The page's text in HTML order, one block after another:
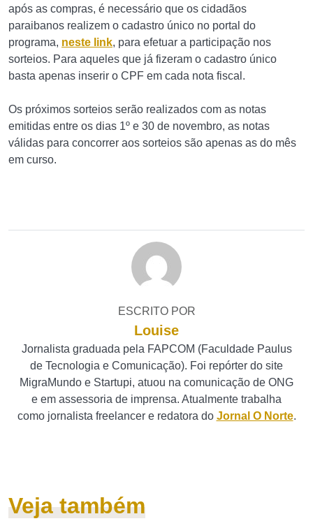
após as compras, é necessário que os cidadãos
paraibanos realizem o cadastro único no portal do
programa, neste link, para efetuar a participação nos
sorteios. Para aqueles que já fizeram o cadastro único
basta apenas inserir o CPF em cada nota fiscal.
Os próximos sorteios serão realizados com as notas
emitidas entre os dias 1º e 30 de novembro, as notas
válidas para concorrer aos sorteios são apenas as do mês
em curso.
ESCRITO POR
Louise
Jornalista graduada pela FAPCOM (Faculdade Paulus
de Tecnologia e Comunicação). Foi repórter do site
MigraMundo e Startupi, atuou na comunicação de ONG
e em assessoria de imprensa. Atualmente trabalha
como jornalista freelancer e redatora do Jornal O Norte.
Veja também